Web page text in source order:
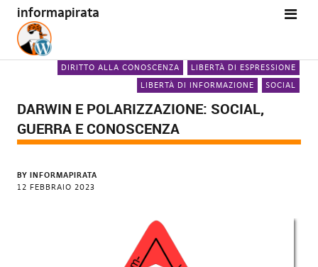
informapirata
DIRITTO ALLA CONOSCENZA
LIBERTÀ DI ESPRESSIONE
LIBERTÀ DI INFORMAZIONE
SOCIAL
DARWIN E POLARIZZAZIONE: SOCIAL,
GUERRA E CONOSCENZA
BY INFORMAPIRATA
12 FEBBRAIO 2023